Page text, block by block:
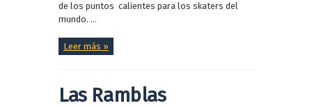
de los puntos calientes para los skaters del
mundo. ...
Leer más »
Las Ramblas